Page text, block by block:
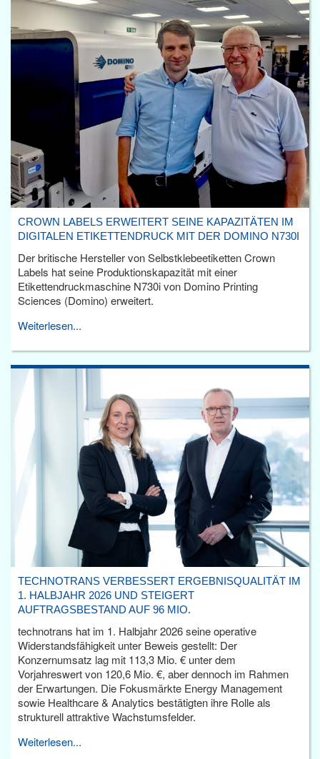
CROWN LABELS ERWEITERT SEINE KAPAZITÄTEN IM
DIGITALEN ETIKETTENDRUCK MIT DER DOMINO N730I
Der britische Hersteller von Selbstklebeetiketten Crown
Labels hat seine Produktionskapazität mit einer
Etikettendruckmaschine N730i von Domino Printing
Sciences (Domino) erweitert.
Weiterlesen...
TECHNOTRANS VERBESSERT ERGEBNISQUALITÄT IM
1. HALBJAHR 2026 UND STEIGERT
AUFTRAGSBESTAND AUF 96 MIO.
technotrans hat im 1. Halbjahr 2026 seine operative
Widerstandsfähigkeit unter Beweis gestellt: Der
Konzernumsatz lag mit 113,3 Mio. € unter dem
Vorjahreswert von 120,6 Mio. €, aber dennoch im Rahmen
der Erwartungen. Die Fokusmärkte Energy Management
sowie Healthcare & Analytics bestätigten ihre Rolle als
strukturell attraktive Wachstumsfelder.
Weiterlesen...